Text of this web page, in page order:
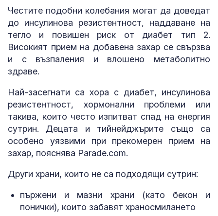
Честите подобни колебания могат да доведат
до инсулинова резистентност, наддаване на
тегло и повишен риск от диабет тип 2.
Високият прием на добавена захар се свързва
и с възпаления и влошено метаболитно
здраве.
Най-засегнати са хора с диабет, инсулинова
резистентност, хормонални проблеми или
такива, които често изпитват спад на енергия
сутрин. Децата и тийнейджърите също са
особено уязвими при прекомерен прием на
захар, пояснява Parade.com.
Други храни, които не са подходящи сутрин:
пържени и мазни храни (като бекон и
понички), които забавят храносмилането